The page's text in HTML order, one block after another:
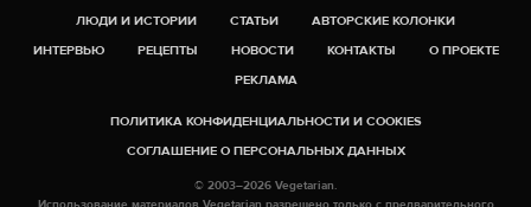
ЛЮДИ И ИСТОРИИ СТАТЬИ
АВТОРСКИЕ КОЛОНКИ
ИНТЕРВЬЮ
РЕЦЕПТЫ НОВОСТИ КОНТАКТЫ
О ПРОЕКТЕ
РЕКЛАМА
ПОЛИТИКА КОНФИДЕНЦИАЛЬНОСТИ И COOKIES
СОГЛАШЕНИЕ О ПЕРСОНАЛЬНЫХ ДАННЫХ
© 2003–2026 Vegetarian.
Использование материалов Vegetarian разрешено только с предварительного